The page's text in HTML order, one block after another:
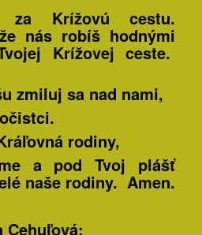
za Krížovú cestu.
nás robíš hodnými
Krížovej ceste.
zmiluj sa nad nami,
rodiny,
a pod Tvoj plášť
naše rodiny. Amen.
Cehuľová: